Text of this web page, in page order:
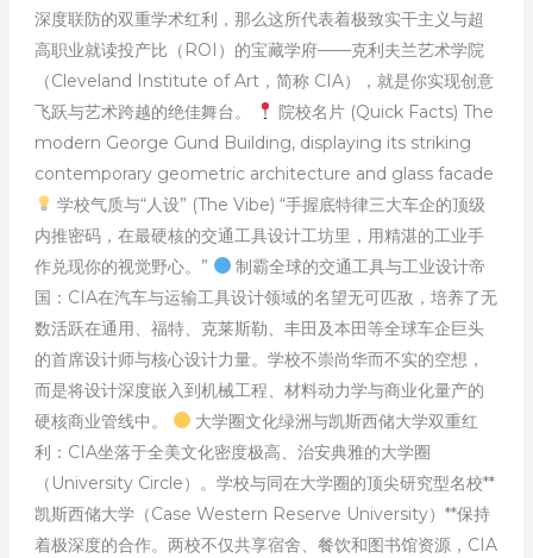
深度联防的双重学术红利，那么这所代表着极致实干主义与超
高职业就读投产比（ROI）的宝藏学府——克利夫兰艺术学院
（Cleveland Institute of Art，简称 CIA），就是你实现创意
飞跃与艺术跨越的绝佳舞台。
院校名片 (Quick Facts) The
modern George Gund Building, displaying its striking
contemporary geometric architecture and glass facade
学校气质与“人设” (The Vibe) “手握底特律三大车企的顶级
内推密码，在最硬核的交通工具设计工坊里，用精湛的工业手
作兑现你的视觉野心。”
制霸全球的交通工具与工业设计帝
国：CIA在汽车与运输工具设计领域的名望无可匹敌，培养了无
数活跃在通用、福特、克莱斯勒、丰田及本田等全球车企巨头
的首席设计师与核心设计力量。学校不崇尚华而不实的空想，
而是将设计深度嵌入到机械工程、材料动力学与商业化量产的
硬核商业管线中。
大学圈文化绿洲与凯斯西储大学双重红
利：CIA坐落于全美文化密度极高、治安典雅的大学圈
（University Circle）。学校与同在大学圈的顶尖研究型名校**
凯斯西储大学（Case Western Reserve University）**保持
着极深度的合作。两校不仅共享宿舍、餐饮和图书馆资源，CIA